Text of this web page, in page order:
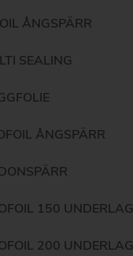
ÅNGSPÄRR
SEALING
ÅNGSPÄRR
150 UNDERLAG
200 UNDERLAG